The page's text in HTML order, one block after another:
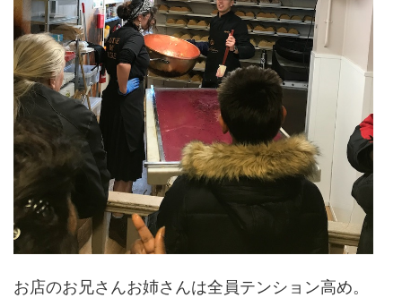
お店のお兄さんお姉さんは全員テンション高め。